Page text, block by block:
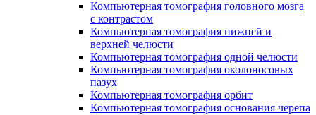
Компьютерная томография головного мозга
с контрастом
Компьютерная томография нижней и
верхней челюсти
Компьютерная томография одной челюсти
Компьютерная томография околоносовых
пазух
Компьютерная томография орбит
Компьютерная томография основания черепа